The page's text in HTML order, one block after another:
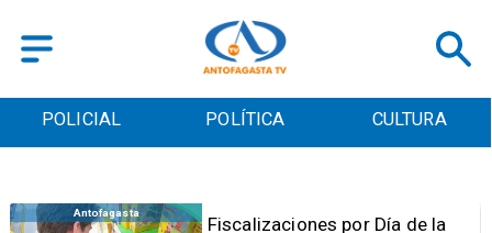
POLICIAL POLÍTICA CULTURA
Antofagasta